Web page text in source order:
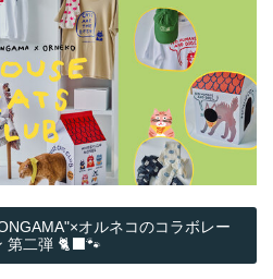
オルネコの​コラボレー
第二弾 🐈‍⬛🐾